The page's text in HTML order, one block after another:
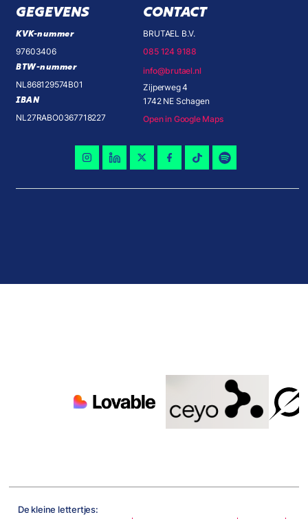
GEGEVENS
KVK-nummer
97603406
BTW-nummer
NL868129574B01
IBAN
NL27RABO0367718227
CONTACT
BRUTAEL B.V.
085 124 9188
info@brutael.nl
Zijperweg 4
1742 NE Schagen
Open in Google Maps
De kleine lettertjes: